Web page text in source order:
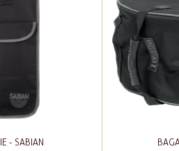
- SABIAN